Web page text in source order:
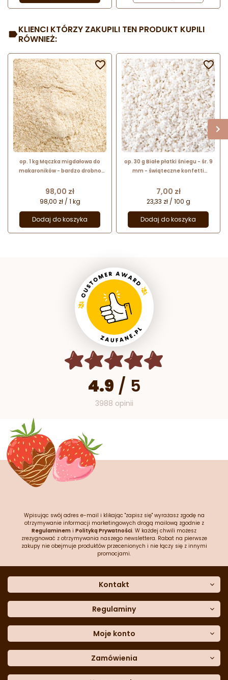
KLIENCI KTÓRZY ZAKUPILI TEN PRODUKT KUPILI
RÓWNIEŻ:
op. 1 kg Mączka migdałowa do
makaroników - bardzo drobno
Cena
98,00 zł
98,00 zł / 1 kg
Dodaj do koszyka

op. 30 g Białe płatki śniegu - śr. 9
mm - świąteczne konfetti
Cena
7,00 zł
23,33 zł / 100 g
Dodaj do koszyka

4.9 / 5
3988 opinii
Wpisując swój adres e-mail i klikając "zapisz się" wyrażasz zgodę na
otrzymywanie informacji marketingowych drogą mailową zgodnie z
Regulaminem i Polityką Prywatności. W każdej chwili możesz
zrezygnować z otrzymywania naszego newslettera. Rabat na pierwsze
zakupy nie obejmuje produktów przecenionych i nie łączy się z innymi
promocjami.
Kontakt
Dane kontaktowe
Często zadawane pytania
Sklep stacjonarny
Formularz kontaktowy
Blog
Regulaminy
Polityka prywatności
Polityka cookies
Polityka reklamacji
Polityka zwrotów
Dostępność cyfrowa
Moje konto
Moje dane
Historia zamówień
Zamówienia